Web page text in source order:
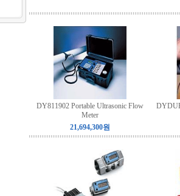
DY811902 Portable Ultrasonic Flow
Meter
21,694,300원